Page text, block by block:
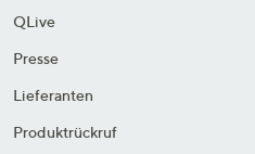
QLive
Presse
Lieferanten
Produktrückruf